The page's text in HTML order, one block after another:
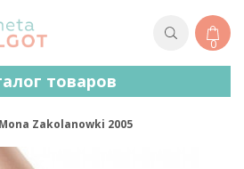
0
товаров
Mona Zakolanowki 2005